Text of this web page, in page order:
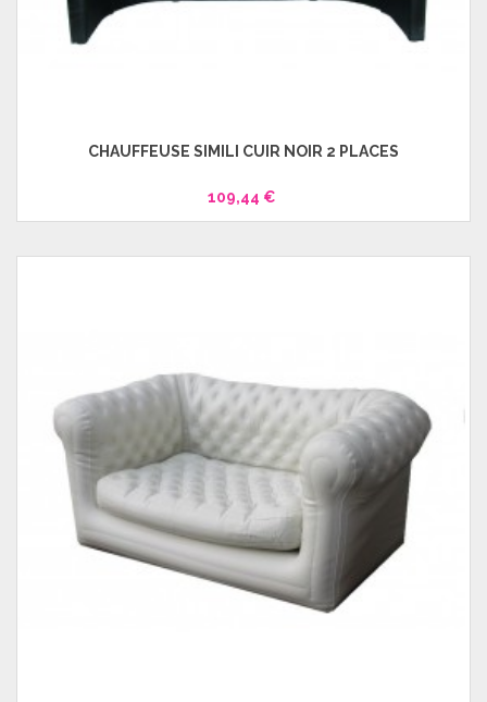
CHAUFFEUSE SIMILI CUIR NOIR 2 PLACES
109,44 €